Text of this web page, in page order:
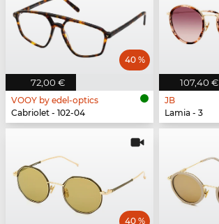
72,00 €
40 %
VOOY by edel-optics
Cabriolet - 102-04
107,40 €
JB
Lamia - 3
40 %